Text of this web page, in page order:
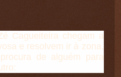
Cagueiteira chegam a
e resolvem ir à zona,
de alguém para